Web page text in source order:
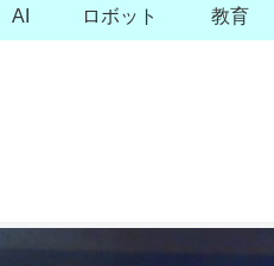
AI ロボット 教育